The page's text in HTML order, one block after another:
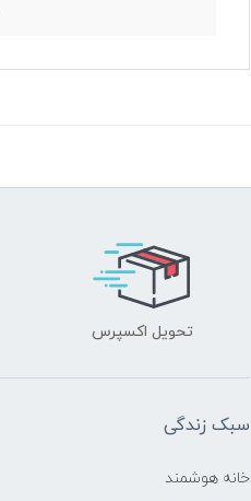
تحویل اکسپرس
سبک زندگی
خانه هوشمند